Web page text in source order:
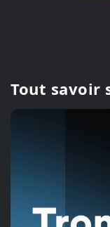
Tout savoir